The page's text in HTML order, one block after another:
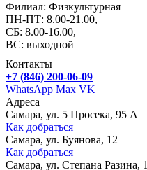
Филиал: Физкультурная
ПН-ПТ: 8.00-21.00,
СБ: 8.00-16.00,
ВС: выходной
Контакты
+7 (846) 200-06-09
WhatsApp Max VK
Адреса
Самара, ул. 5 Просека, 95 А
Как добраться
Самара, ул. Буянова, 12
Как добраться
Самара, ул. Степана Разина,